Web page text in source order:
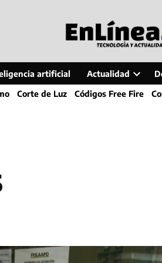
artificial Actualidad
Open
Corte de Luz Códigos Free Fire